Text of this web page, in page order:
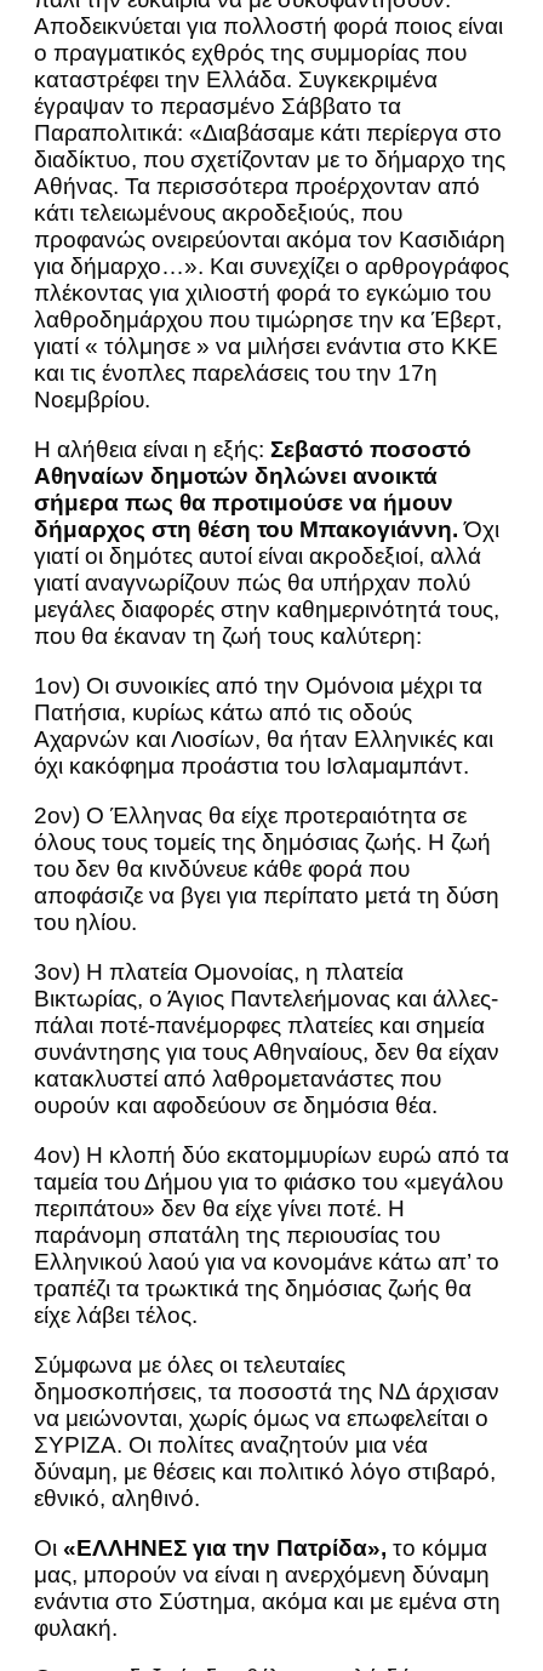
Αποδεικνύεται για πολλοστή φορά ποιος είναι
ο πραγματικός εχθρός της συμμορίας που
καταστρέφει την Ελλάδα. Συγκεκριμένα
έγραψαν το περασμένο Σάββατο τα
Παραπολιτικά: «Διαβάσαμε κάτι περίεργα στο
διαδίκτυο, που σχετίζονταν με το δήμαρχο της
Αθήνας. Τα περισσότερα προέρχονταν από
κάτι τελειωμένους ακροδεξιούς, που
προφανώς ονειρεύονται ακόμα τον Κασιδιάρη
για δήμαρχο…». Και συνεχίζει ο αρθρογράφος
πλέκοντας για χιλιοστή φορά το εγκώμιο του
λαθροδημάρχου που τιμώρησε την κα Έβερτ,
γιατί « τόλμησε » να μιλήσει ενάντια στο ΚΚΕ
και τις ένοπλες παρελάσεις του την 17η
Νοεμβρίου.
Η αλήθεια είναι η εξής: Σεβαστό ποσοστό
Αθηναίων δημοτών δηλώνει ανοικτά
σήμερα πως θα προτιμούσε να ήμουν
δήμαρχος στη θέση του Μπακογιάννη.Όχι
γιατί οι δημότες αυτοί είναι ακροδεξιοί, αλλά
γιατί αναγνωρίζουν πώς θα υπήρχαν πολύ
μεγάλες διαφορές στην καθημερινότητά τους,
που θα έκαναν τη ζωή τους καλύτερη:
1ον) Οι συνοικίες από την Ομόνοια μέχρι τα
Πατήσια, κυρίως κάτω από τις οδούς
Αχαρνών και Λιοσίων, θα ήταν Ελληνικές και
όχι κακόφημα προάστια του Ισλαμαμπάντ.
2ον) Ο Έλληνας θα είχε προτεραιότητα σε
όλους τους τομείς της δημόσιας ζωής. Η ζωή
του δεν θα κινδύνευε κάθε φορά που
αποφάσιζε να βγει για περίπατο μετά τη δύση
του ηλίου.
3ον) Η πλατεία Ομονοίας, η πλατεία
Βικτωρίας, ο Άγιος Παντελεήμονας και άλλες-
πάλαι ποτέ-πανέμορφες πλατείες και σημεία
συνάντησης για τους Αθηναίους, δεν θα είχαν
κατακλυστεί από λαθρομετανάστες που
ουρούν και αφοδεύουν σε δημόσια θέα.
4ον) Η κλοπή δύο εκατομμυρίων ευρώ από τα
ταμεία του Δήμου για το φιάσκο του «μεγάλου
περιπάτου» δεν θα είχε γίνει ποτέ. Η
παράνομη σπατάλη της περιουσίας του
Ελληνικού λαού για να κονομάνε κάτω απ’ το
τραπέζι τα τρωκτικά της δημόσιας ζωής θα
είχε λάβει τέλος.
Σύμφωνα με όλες οι τελευταίες
δημοσκοπήσεις, τα ποσοστά της ΝΔ άρχισαν
να μειώνονται, χωρίς όμως να επωφελείται ο
ΣΥΡΙΖΑ. Οι πολίτες αναζητούν μια νέα
δύναμη, με θέσεις και πολιτικό λόγο στιβαρό,
εθνικό, αληθινό.
Οι «ΕΛΛΗΝΕΣ για την Πατρίδα», το κόμμα
μας, μπορούν να είναι η ανερχόμενη δύναμη
ενάντια στο Σύστημα, ακόμα και με εμένα στη
φυλακή.